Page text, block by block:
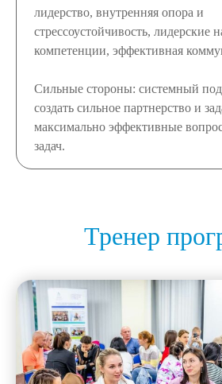
лидерство, внутренняя опора и
стрессоустойчивость, лидерские
компетенции, эффективная
Сильные стороны: системный
создать сильное партнерство и
максимально эффективные
задач.
Тренер